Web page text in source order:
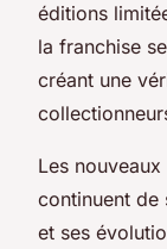
éditions
la franchise
créant une
Les
continuent de
et ses